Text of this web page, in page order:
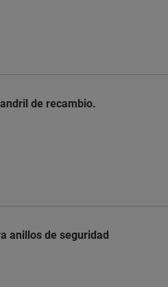
de recambio.
anillos de seguridad